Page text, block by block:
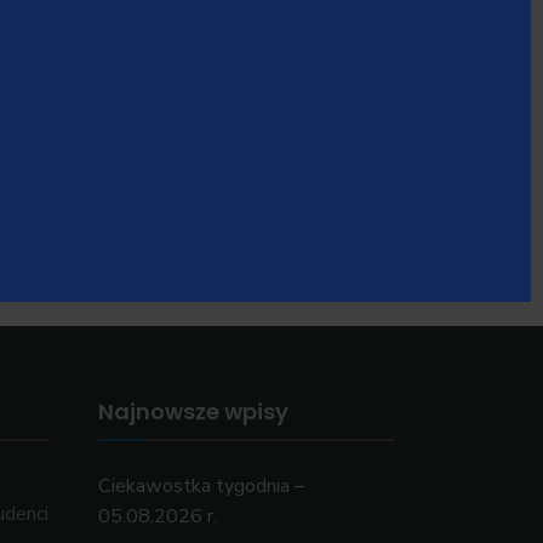
Najnowsze wpisy
Ciekawostka tygodnia –
05.08.2026 r.